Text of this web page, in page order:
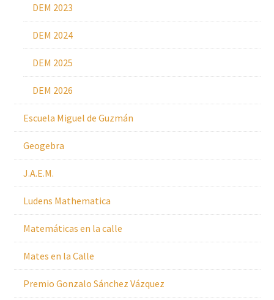
DEM 2023
DEM 2024
DEM 2025
DEM 2026
Escuela Miguel de Guzmán
Geogebra
J.A.E.M.
Ludens Mathematica
Matemáticas en la calle
Mates en la Calle
Premio Gonzalo Sánchez Vázquez